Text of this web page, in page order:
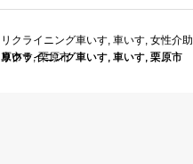
リクライニング車いす, 車いす, 女性介助
原市
リクライニング車いす, 車いす, 栗原市
リクライニング車いす, 車いす, 栗原市
車いす,栗原市